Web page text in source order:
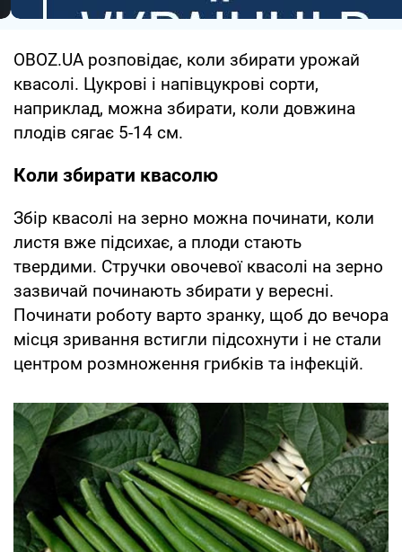
OBOZ.UA розповідає, коли збирати урожай
квасолі. Цукрові і напівцукрові сорти,
наприклад, можна збирати, коли довжина
плодів сягає 5-14 см.
Коли збирати квасолю
Збір квасолі на зерно можна починати, коли
листя вже підсихає, а плоди стають
твердими. Стручки овочевої квасолі на зерно
зазвичай починають збирати у вересні.
Починати роботу варто зранку, щоб до вечора
місця зривання встигли підсохнути і не стали
центром розмноження грибків та інфекцій.